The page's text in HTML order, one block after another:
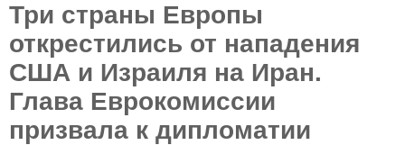
Три страны Европы
открестились от нападения
США и Израиля на Иран.
Глава Еврокомиссии
призвала к дипломатии